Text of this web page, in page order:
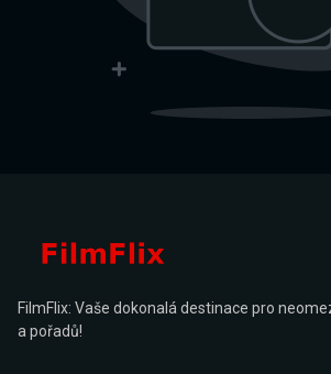
FilmFlix: Vaše dokonalá destinace pro
a pořadů!